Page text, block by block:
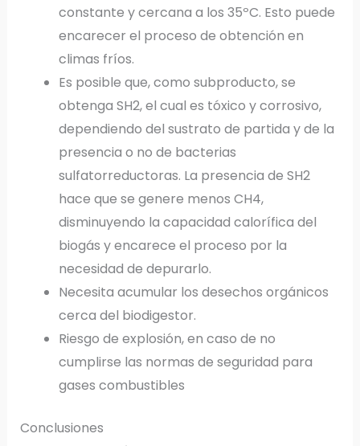
constante y cercana a los 35ºC. Esto puede
encarecer el proceso de obtención en
climas fríos.
Es posible que, como subproducto, se
obtenga SH2, el cual es tóxico y corrosivo,
dependiendo del sustrato de partida y de la
presencia o no de bacterias
sulfatorreductoras. La presencia de SH2
hace que se genere menos CH4,
disminuyendo la capacidad calorífica del
biogás y encarece el proceso por la
necesidad de depurarlo.
Necesita acumular los desechos orgánicos
cerca del biodigestor.
Riesgo de explosión, en caso de no
cumplirse las normas de seguridad para
gases combustibles
Conclusiones